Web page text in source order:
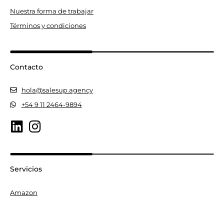
Nuestra forma de trabajar
Términos y condiciones
Servicios
Amazon
Contacto
hola@salesup.agency
+54 9 11 2464-9894